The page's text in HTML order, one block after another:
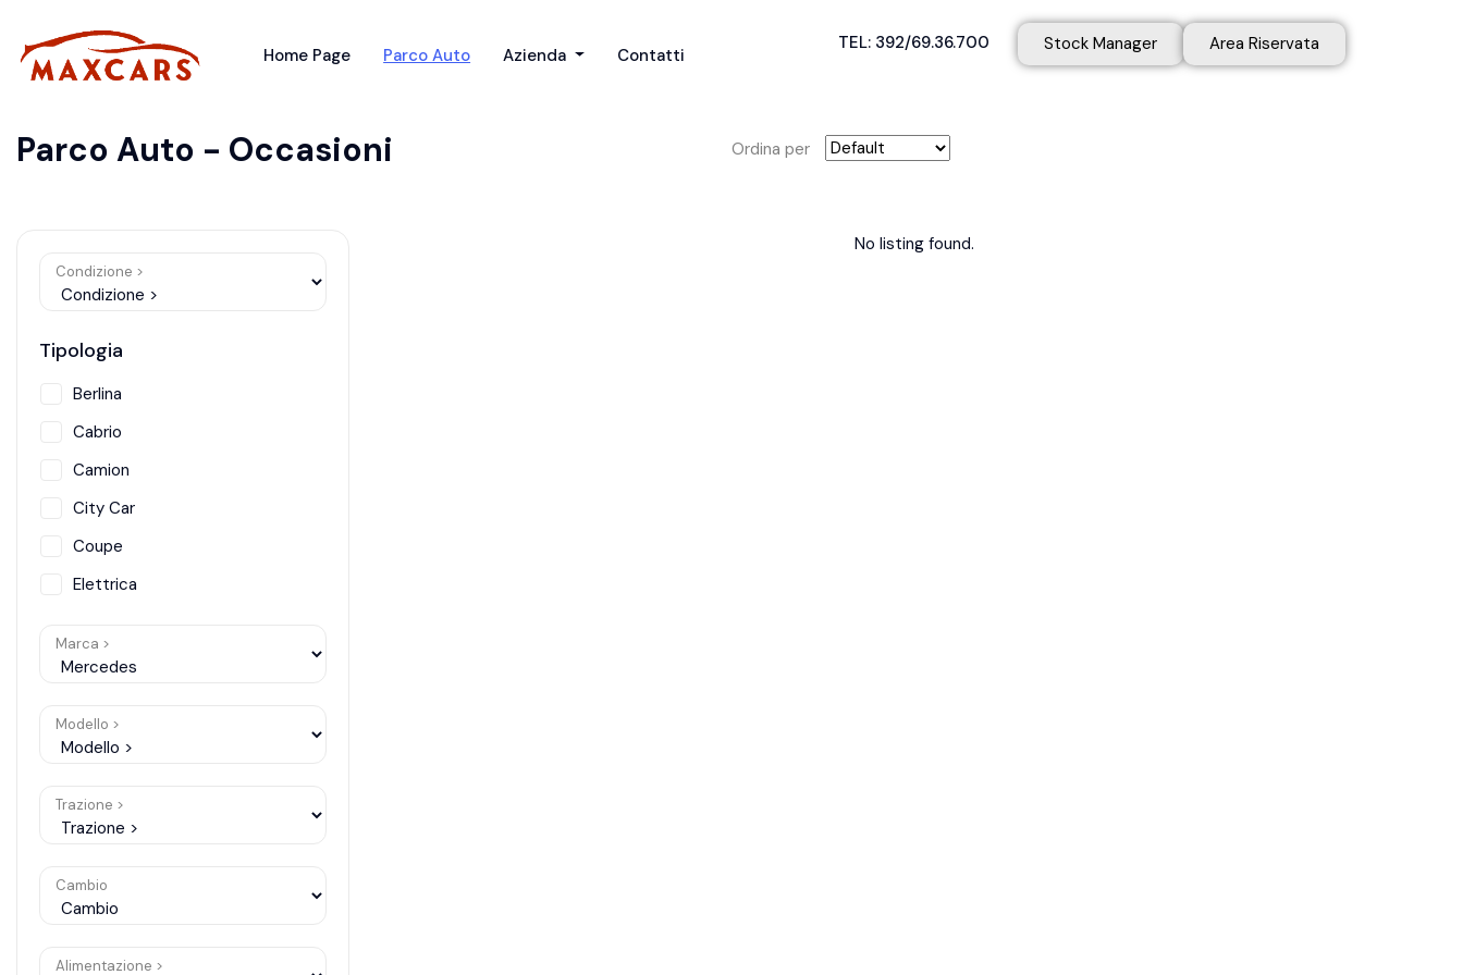
Home Page Parco Auto Azienda Contatti
TEL: 392/69.36.700 Stock Manager Area Riservata
Parco Auto - Occasioni Ordina per
Condizione >
Tipologia
Berlina
Cabrio
Camion
City Car
Coupe
Elettrica
Hybrid
SUV
Van
Marca >
Modello >
Trazione >
Cambio
Alimentazione >
No listing found.